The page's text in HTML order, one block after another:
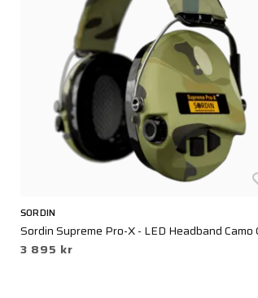
SORDIN
Sordin Supreme Pro-X - LED Headband Camo
3 895 kr